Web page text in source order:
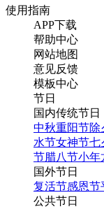
使用指南
APP下载
帮助中心
网站地图
意见反馈
模板中心
节日
国内传统节日
中秋重阳节除
水节女神节七
节腊八节小年
国外节日
复活节感恩节
公共节日